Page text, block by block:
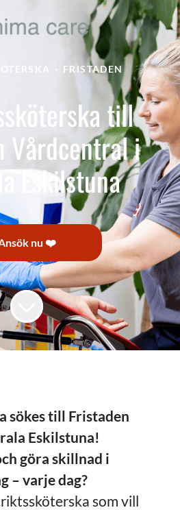
· FRISTADEN
till
Vårdcentral i
Eskilstuna
nu ❤️
sökes till Fristaden
Eskilstuna!
göra skillnad i
– varje dag?
som vill